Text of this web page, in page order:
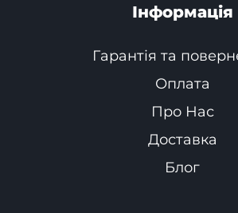
Інформація
Гарантія та
Оплата
Про Нас
Доставка
Блог